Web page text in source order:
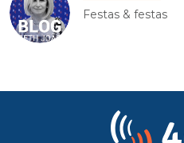
Festas & festas